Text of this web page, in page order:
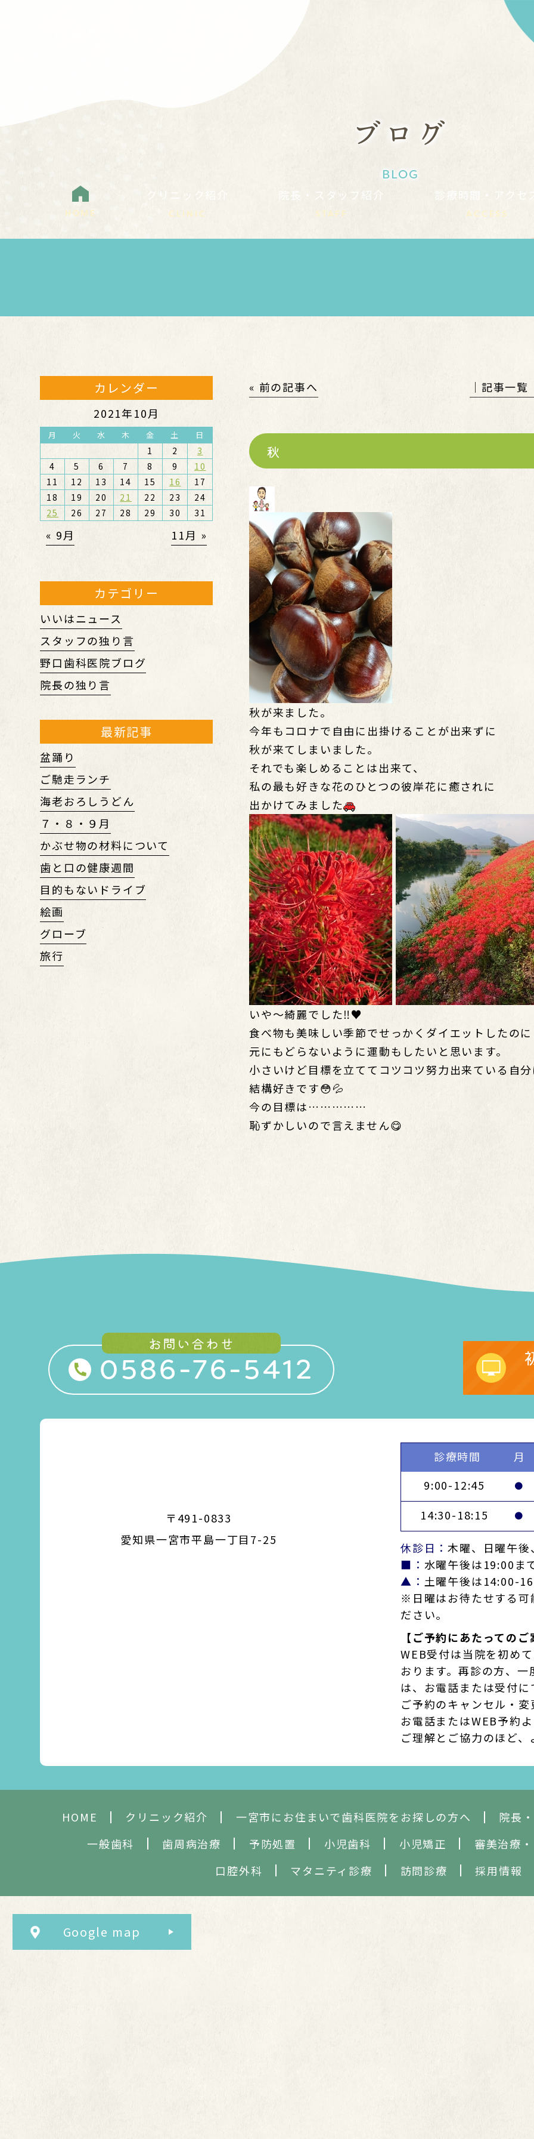
ブログ
BLOG
HOME
クリニック紹介
CLINIC
院長・スタッフ紹介
STAFF
診療時間・アクセ
ACCESS
« 前の記事へ │記事一
秋
秋が来ました。
今年もコロナで自由に出掛けることが出来ずに
秋が来てしまいました。
それでも楽しめることは出来て、
私の最も好きな花のひとつの彼岸花に癒されに
出かけてみました️
いや～綺麗でした‼️♥️
食べ物も美味しい季節でせっかくダイエットしたのに
元にもどらないように運動もしたいと思います。
小さいけど目標を立ててコツコツ努力出来ている自
結構好きです😳💦
今の目標は……………
恥ずかしいので言えません😋
カレンダー
2021年10月
月 火 水 木 金 土 日
1 2
3
4
5 6 7 8 9
10
11
12 13 14 15 16
17
18
19 20 21 22 23
24
25
26 27 28 29 30 31
« 9月 11月 »
カテゴリー
いいはニュース
スタッフの独り言
野口歯科医院ブログ
院長の独り言
最新記事
盆踊り
ご馳走ランチ
海老おろしうどん
７・８・９月
かぶせ物の材料について
歯と口の健康週間
目的もないドライブ
絵画
グローブ
旅行
お問い合わせ
0586-76-5412
〒491-0833
愛知県一宮市平島一丁目7-25
診療時間
月
9:00-12:45
●
14:30-18:15 ●
休診日：木曜、日曜午後
■： 水曜午後は19:00ま
▲： 土曜午後は14:00-
※日曜はお待たせする可
ださい。
【ご予約にあたっての
WEB受付は当院を初め
おります。再診の方、
は、お電話または受付
ご予約のキャンセル・
お電話またはWEB予約
ご理解とご協力のほど
HOME クリニック紹介 一宮市にお住まいで歯科医院をお探しの方へ
院長
一般歯科
歯周病治療 予防処置 小児歯科 小児矯正 審美治療
口腔外科
マタニティ診療 訪問診療 採用情報
Google map